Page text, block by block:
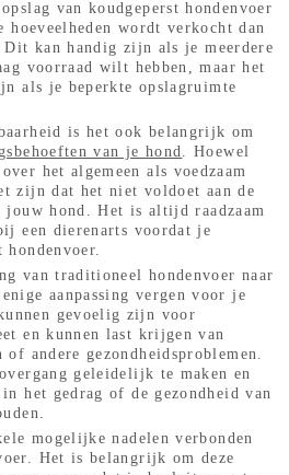
van koudgeperst hondenvoer
wordt verkocht dan
kan handig zijn als je meerdere
voorraad wilt hebben, maar het
als je beperkte opslagruimte
is het ook belangrijk om
van je hond
. Hoewel
het algemeen als voedzaam
zijn dat het niet voldoet aan de
jouw hond. Het is altijd raadzaam
een dierenarts voordat je
van traditioneel hondenvoer naar
aanpassing vergen voor je
gevoelig zijn voor
en kunnen last krijgen van
andere gezondheidsproblemen.
geleidelijk te maken en
het gedrag of de gezondheid van
mogelijke nadelen verbonden
Het is belangrijk om deze